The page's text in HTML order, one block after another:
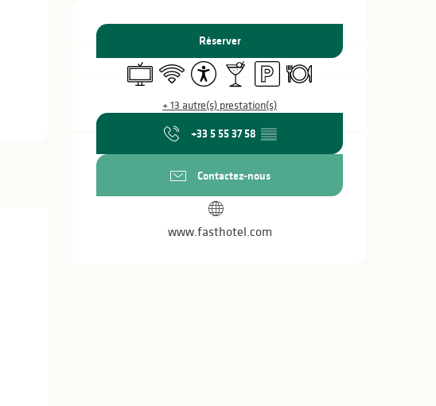
Ouverture et
Réserver
Télévision
WiFi AccessibilitéBar / Buvette
ParkingRestaurant
+ 13 autre(s) prestation(s)
+33 5 55 37 58 ▒▒
Contactez-nous
www.fasthotel.com